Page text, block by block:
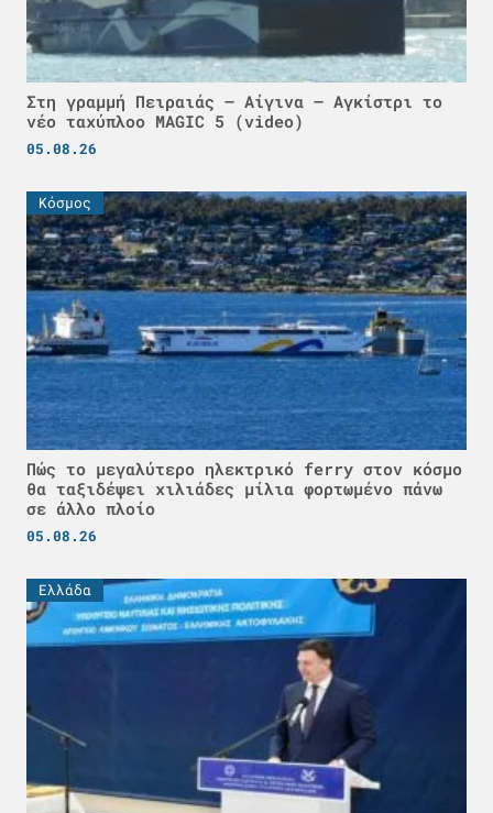
Στη γραμμή Πειραιάς – Αίγινα – Αγκίστρι το
νέο ταχύπλοο MAGIC 5 (video)
05.08.26
Κόσμος
Πώς το μεγαλύτερο ηλεκτρικό ferry στον κόσμο
θα ταξιδέψει χιλιάδες μίλια φορτωμένο πάνω
σε άλλο πλοίο
05.08.26
Ελλάδα